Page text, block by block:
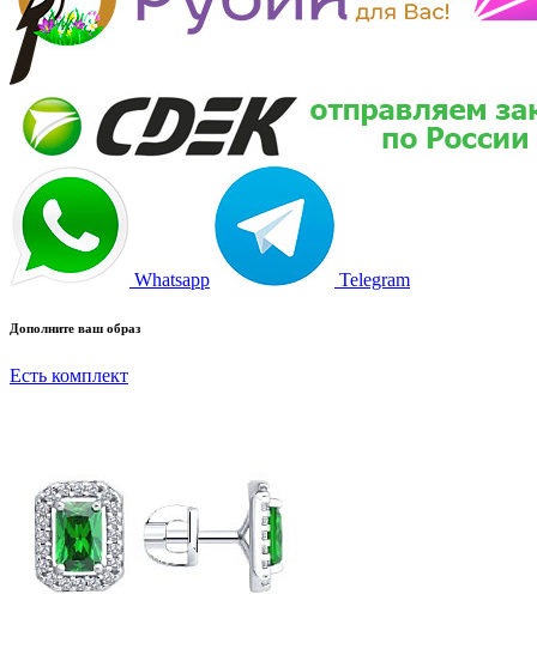
Whatsapp Telegram
Дополните ваш образ
Есть комплект